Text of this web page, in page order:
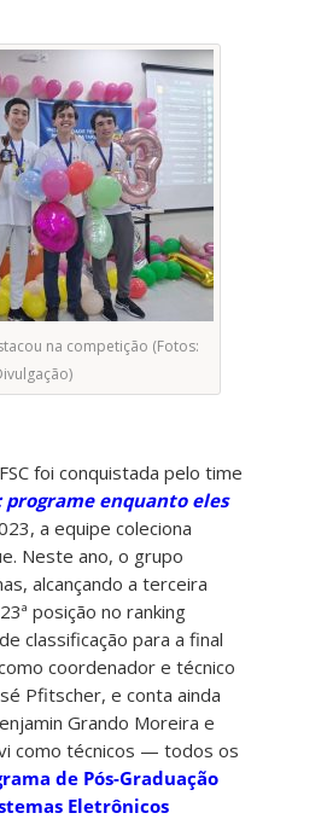
na competição (Fotos:
foi conquistada pelo time
programe enquanto eles
a equipe coleciona
Neste ano, o grupo
alcançando a terceira
posição no ranking
classificação para a final
coordenador e técnico
Pfitscher, e conta ainda
Grando Moreira e
como técnicos — todos os
de Pós-Graduação
Eletrônicos